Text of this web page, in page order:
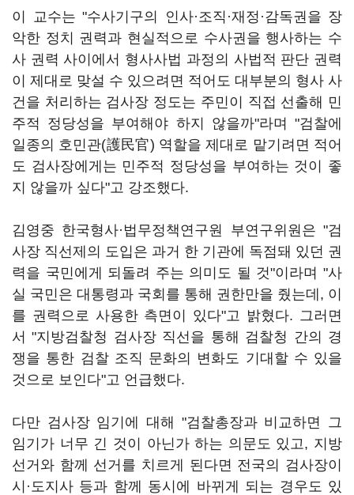
이 교수는 "수사기구의 인사·조직·재정·감독권을 장
악한 정치 권력과 현실적으로 수사권을 행사하는 수
사 권력 사이에서 형사사법 과정의 사법적 판단 권력
이 제대로 맞설 수 있으려면 적어도 대부분의 형사 사
건을 처리하는 검사장 정도는 주민이 직접 선출해 민
주적 정당성을 부여해야 하지 않을까"라며 "검찰에
일종의 호민관(護民官) 역할을 제대로 맡기려면 적어
도 검사장에게는 민주적 정당성을 부여하는 것이 좋
지 않을까 싶다"고 강조했다.
김영중 한국형사·법무정책연구원 부연구위원은 "검
사장 직선제의 도입은 과거 한 기관에 독점돼 있던 권
력을 국민에게 되돌려 주는 의미도 될 것"이라며 "사
실 국민은 대통령과 국회를 통해 권한만을 줬는데, 이
를 권력으로 사용한 측면이 있다"고 밝혔다. 그러면
서 "지방검찰청 검사장 직선을 통해 검찰청 간의 경
쟁을 통한 검찰 조직 문화의 변화도 기대할 수 있을
것으로 보인다"고 언급했다.
다만 검사장 임기에 대해 "검찰총장과 비교하면 그
임기가 너무 긴 것이 아닌가 하는 의문도 있고, 지방
선거와 함께 선거를 치르게 된다면 전국의 검사장이
시·도지사 등과 함께 동시에 바뀌게 되는 경우도 있